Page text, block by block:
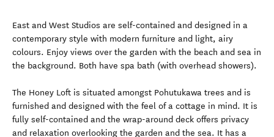
East and West Studios are self-contained and designed in a
contemporary style with modern furniture and light, airy
colours. Enjoy views over the garden with the beach and sea in
the background. Both have spa bath (with overhead showers).
The Honey Loft is situated amongst Pohutukawa trees and is
furnished and designed with the feel of a cottage in mind. It is
fully self-contained and the wrap-around deck offers privacy
and relaxation overlooking the garden and the sea. It has a